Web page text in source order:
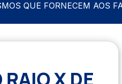
QUE FORNECEM AOS